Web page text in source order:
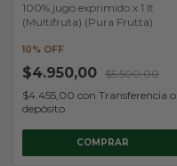
100% jugo exprimido x 1 lt
(Multifruta) (Pura Frutta)
10% OFF
$4.950,00 $5.500,00
$4.455,00 con Transferencia o
depósito